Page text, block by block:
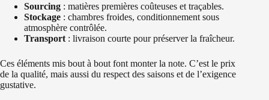
Sourcing : matières premières coûteuses et traçables.
Stockage : chambres froides, conditionnement sous
atmosphère contrôlée.
Transport : livraison courte pour préserver la fraîcheur.
Ces éléments mis bout à bout font monter la note. C’est le prix
de la qualité, mais aussi du respect des saisons et de l’exigence
gustative.